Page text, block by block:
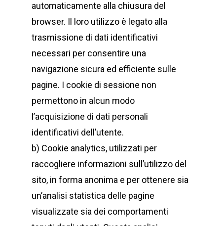
automaticamente alla chiusura del
browser. Il loro utilizzo è legato alla
trasmissione di dati identificativi
necessari per consentire una
navigazione sicura ed efficiente sulle
pagine. I cookie di sessione non
permettono in alcun modo
l’acquisizione di dati personali
identificativi dell’utente.
b) Cookie analytics, utilizzati per
raccogliere informazioni sull’utilizzo del
sito, in forma anonima e per ottenere sia
un’analisi statistica delle pagine
visualizzate sia dei comportamenti